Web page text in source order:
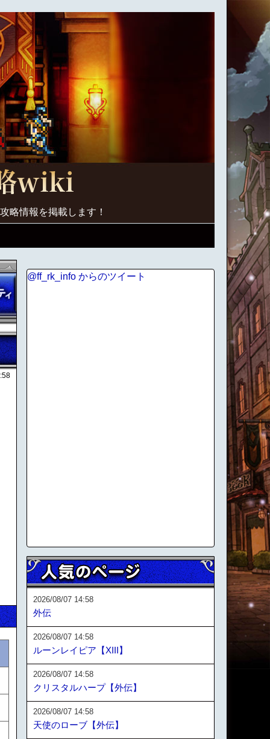
略情報を掲載します！
@ff_rk_info からのツイート
2026/08/07 14:58
外伝
2026/08/07 14:58
ルーンレイピア【XIII】
2026/08/07 14:58
クリスタルハープ【外伝】
2026/08/07 14:58
天使のローブ【外伝】